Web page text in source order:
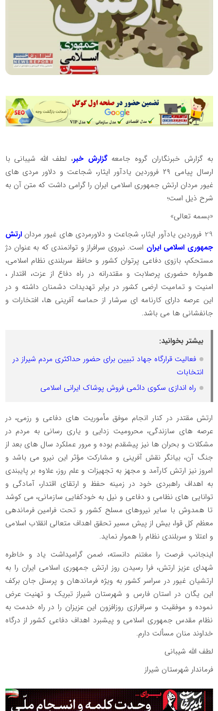
به گزارش خبرنگاران گروه جامعهگزارش خبر، لطف الله شیبانی با
ارسال پیامی ۲۹ فروردین یادآور ایثار، شجاعت و دلاور مردی های
غیور مردان ارتش جمهوری اسلامی ایران را گرامی داشت که متن آن به
شرح ذیل است؛
«بسمه تعالی»
29 فروردین یادآور ایثار، شجاعت و دلاورمردی های غیور مردان
ارتش
جمهوری اسلامی ایران است. نیروی سرافراز و توانمندی که به عنوان دژ
مستحکم، بازوی دفاعی پرتوان کشور و حافظ سربلندی نظام اسلامی،
همواره حضوری پرصلابت و مقتدرانه در راه دفاع از عزت، اقتدار ،
امنیت و تمامیت ارضی کشور در برابر تهدیدات دشمنان داشته و در
این عرصه دارای کارنامه ای سرشار از حماسه آفرینی ها، افتخارات و
جانفشانی ها می باشد.
بیشتر بخوانید:
فعالیت قرارگاه جهاد تبیین برای حضور حداکثری مردم شیراز در
انتخابات
راه اندازی سکوی دائمی فروش پوشاک ایرانی اسلامی
ارتش مقتدر در کنار انجام موفق مأموریت های دفاعی و رزمی، در
عرصه های سازندگی، محرومیت زدایی و یاری رسانی به مردم در
مشکلات و بحران ها نیز پیشقدم بوده و مرور عملکرد سال های بعد از
جنگ آن، بیانگر نقش آفرینی و مشارکت مؤثر این نیرو می باشد و
امروز نیز ارتش کارآمد و مجهز به تجهیزات و علم روز، علاوه بر پایبندی
به اهداف راهبردی خود در زمینه حفظ و ارتقای اقتدار، آمادگی و
توانایی های نظامی و دفاعی و نیل به خودکفایی سازمانی، می کوشد
تا همدوش با سایر نیروهای مسلح کشور و تحت فرامین فرماندهی
معظم کل قوا، بیش از پیش مسیر تحقق اهداف متعالی انقلاب اسلامی
و اعتلا و سربلندی نظام را هموار نماید.
اینجانب فرصت را مغتنم دانسته، ضمن گرامیداشت یاد و خاطره
شهدای عزیز ارتش، فرا رسیدن روز ارتش جمهوری اسلامی ایران را به
ارتشیان غیور در سراسر کشور به ویژه فرماندهان و پرسنل جان برکف
این یگان در استان فارس و شهرستان شیراز تبریک و تهنیت عرض
نموده و موفقیت و سرافرازی روزافزون این عزیزان را در راه خدمت به
نظام مقدس جمهوری اسلامی و پیشبرد اهداف دفاعی کشور از درگاه
خداوند منان مسألت دارم.
لطف الله شیبانی
فرماندار شهرستان شیراز